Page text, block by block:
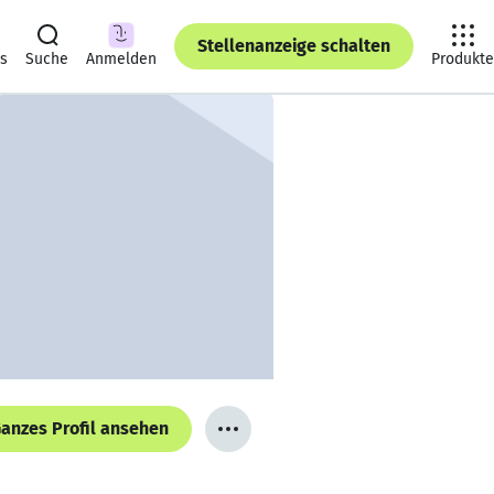
Suche Anmelden
Stellenanzeige schalten
Produkte
Profil ansehen